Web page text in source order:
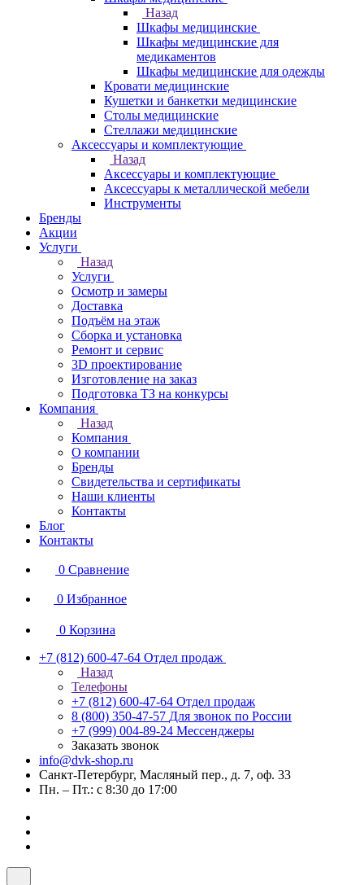
Назад
Шкафы медицинские
Шкафы медицинские для
медикаментов
Шкафы медицинские для одежды
Кровати медицинские
Кушетки и банкетки медицинские
Столы медицинские
Стеллажи медицинские
Аксессуары и комплектующие
Назад
Аксессуары и комплектующие
Аксессуары к металлической мебели
Инструменты
Бренды
Акции
Услуги
Назад
Услуги
Осмотр и замеры
Доставка
Подъём на этаж
Сборка и установка
Ремонт и сервис
3D проектирование
Изготовление на заказ
Подготовка ТЗ на конкурсы
Компания
Назад
Компания
О компании
Бренды
Свидетельства и сертификаты
Наши клиенты
Контакты
Блог
Контакты
0 Сравнение
0 Избранное
0 Корзина
+7 (812) 600-47-64 Отдел продаж
Назад
Телефоны
+7 (812) 600-47-64 Отдел продаж
8 (800) 350-47-57 Для звонок по России
+7 (999) 004-89-24 Мессенджеры
Заказать звонок
info@dvk-shop.ru
Санкт-Петербург, Масляный пер., д. 7, оф. 33
Пн. – Пт.: с 8:30 до 17:00